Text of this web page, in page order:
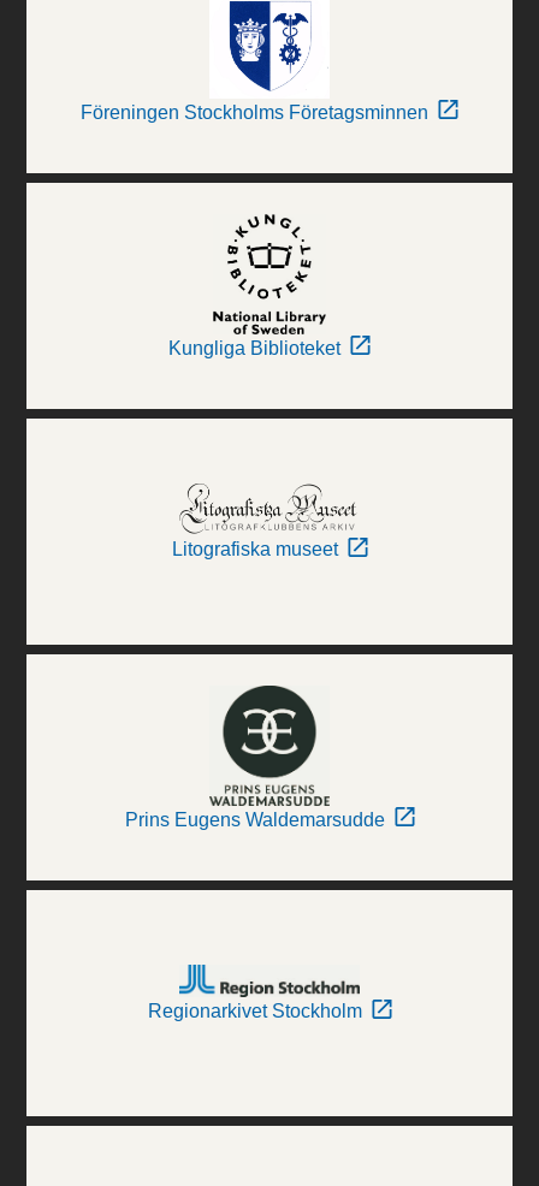
Föreningen Stockholms Företagsminnen
Kungliga Biblioteket
Litografiska museet
Prins Eugens Waldemarsudde
Regionarkivet Stockholm